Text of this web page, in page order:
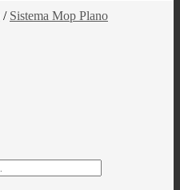
/ Sistema Mop Plano